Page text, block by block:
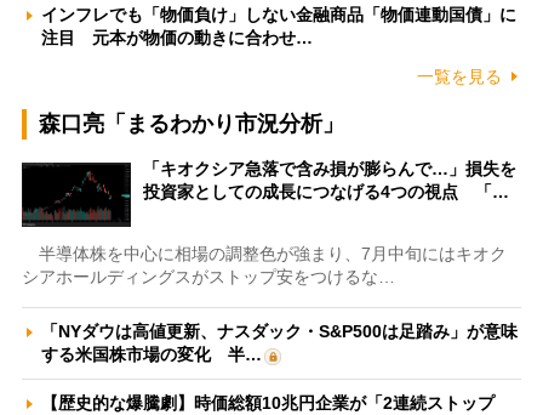
インフレでも「物価負け」しない金融商品「物価連動国債」に
注目 元本が物価の動きに合わせ…
一覧を見る
森口亮「まるわかり市況分析」
「キオクシア急落で含み損が膨らんで…」損失を
投資家としての成長につなげる4つの視点 「…
半導体株を中心に相場の調整色が強まり、7月中旬にはキオク
シアホールディングスがストップ安をつけるな…
「NYダウは高値更新、ナスダック・S&P500は足踏み」が意味
する米国株市場の変化 半…
【歴史的な爆騰劇】時価総額10兆円企業が「2連続ストップ